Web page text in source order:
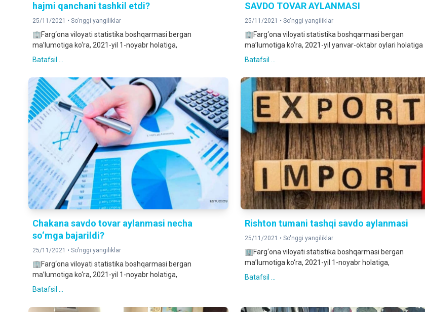
hajmi qanchani tashkil etdi?
25/11/2021 • So'nggi yangiliklar
🏢Farg‘ona viloyati statistika boshqarmasi bergan
ma’lumotiga ko‘ra, 2021-yil 1-noyabr holatiga,
Batafsil ...
SAVDO TOVAR AYLANMASI
25/11/2021 • So'nggi yangiliklar
🏢Farg‘ona viloyati statistika boshqarmasi bergan
ma’lumotiga ko‘ra, 2021-yil yanvar-oktabr oylari holatiga
Batafsil ...
Chakana savdo tovar aylanmasi necha
so‘mga bajarildi?
25/11/2021 • So'nggi yangiliklar
🏢Farg‘ona viloyati statistika boshqarmasi bergan
ma’lumotiga ko‘ra, 2021-yil 1-noyabr holatiga,
Batafsil ...
Rishton tumani tashqi savdo aylanmasi
25/11/2021 • So'nggi yangiliklar
🏢Farg‘ona viloyati statistika boshqarmasi bergan
ma’lumotiga ko‘ra, 2021-yil 1-noyabr holatiga,
Batafsil ...